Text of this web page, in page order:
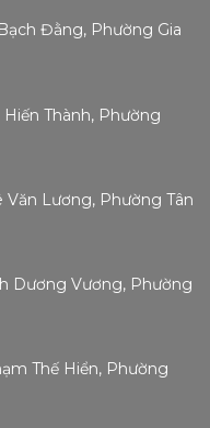
Đằng, Phường Gia
Hiến Thành, Phường
Văn Lương, Phường Tân
Dương Vương, Phường
Thế Hiển, Phường